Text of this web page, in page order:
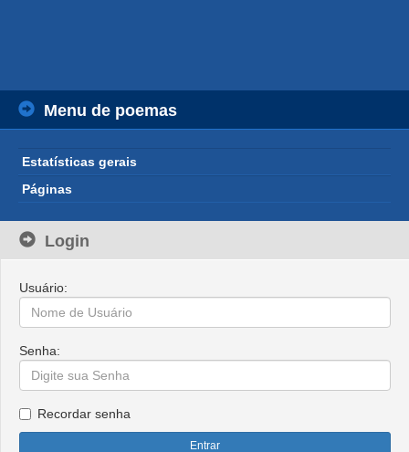
Menu de poemas
Estatísticas gerais
Páginas
Login
Usuário:
Senha:
Recordar senha